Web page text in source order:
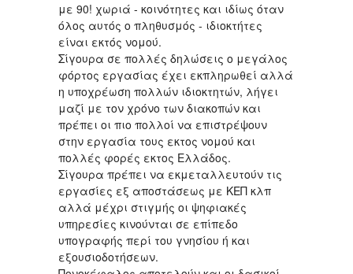
με 90! χωριά - κοινότητες και ιδίως όταν
όλος αυτός ο πληθυσμός - ιδιοκτήτες
είναι εκτός νομού.
Σίγουρα σε πολλές δηλώσεις ο μεγάλος
φόρτος εργασίας έχει εκπληρωθεί αλλά
η υποχρέωση πολλών ιδιοκτητών, λήγει
μαζί με τον χρόνο των διακοπών και
πρέπει οι πιο πολλοί να επιστρέψουν
στην εργασία τους εκτος νομού και
πολλές φορές εκτος Ελλάδος.
Σίγουρα πρέπει να εκμεταλλευτούν τις
εργασίες εξ αποστάσεως με ΚΕΠ κλπ
αλλά μέχρι στιγμής οι ψηφιακές
υπηρεσίες κινούνται σε επίπεδο
υπογραφής περί του γνησίου ή και
εξουσιοδοτήσεων.